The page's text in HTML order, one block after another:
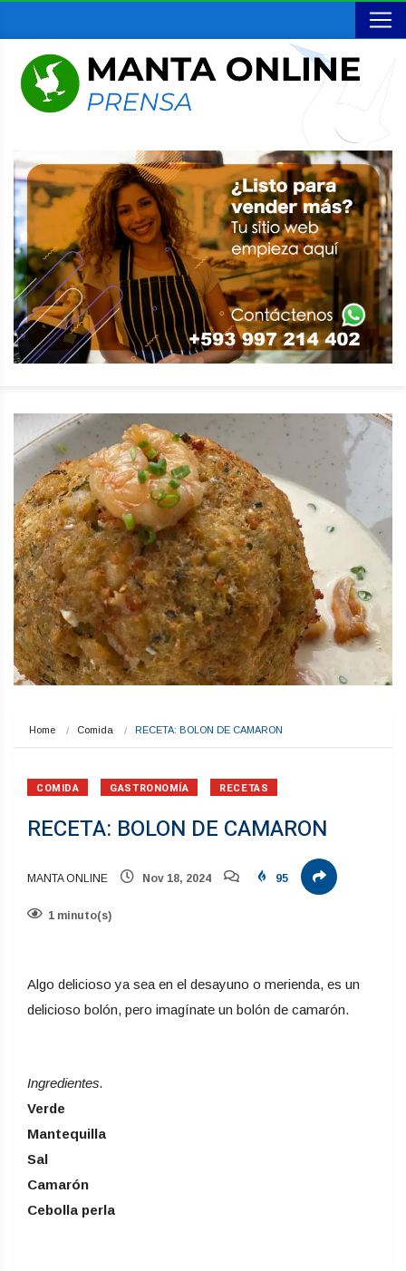
Home Comida RECETA: BOLON DE CAMARON
COMIDA GASTRONOMÍA RECETAS
RECETA: BOLON DE CAMARON
MANTA ONLINE Nov 18, 2024 95
1 minuto(s)
Algo delicioso ya sea en el desayuno o merienda, es un
delicioso bolón, pero imagínate un bolón de camarón.
Ingredientes.
Verde
Mantequilla
Sal
Camarón
Cebolla perla